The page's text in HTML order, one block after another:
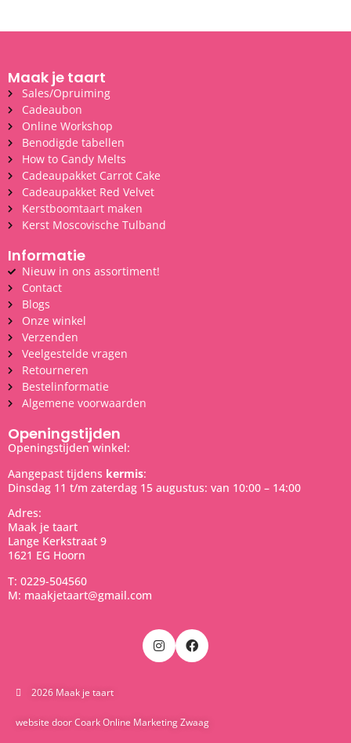
Maak je taart
Sales/Opruiming
Cadeaubon
Online Workshop
Benodigde tabellen
How to Candy Melts
Cadeaupakket Carrot Cake
Cadeaupakket Red Velvet
Kerstboomtaart maken
Kerst Moscovische Tulband
Informatie
Nieuw in ons assortiment!
Contact
Blogs
Onze winkel
Verzenden
Veelgestelde vragen
Retourneren
Bestelinformatie
Algemene voorwaarden
Openingstijden
Openingstijden winkel:
Aangepast tijdens kermis:
Dinsdag 11 t/m zaterdag 15 augustus: van 10:00 – 14:00
Adres:
Maak je taart
Lange Kerkstraat 9
1621 EG Hoorn
T: 0229-504560
M: maakjetaart@gmail.com
2026 Maak je taart
website door Coark Online Marketing Zwaag